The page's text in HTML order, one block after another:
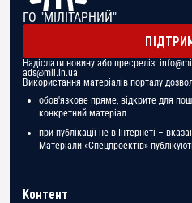
ГО "МІЛІТАРНИЙ"
Надіслати новину або пресреліз:
ads@mil.in.ua
Використання матеріалів порталу
обов'язкове пряме, відкрите для
конкретний матеріал
при публікації не в Інтернеті –
Матеріали «Спецпроектів»
Контент